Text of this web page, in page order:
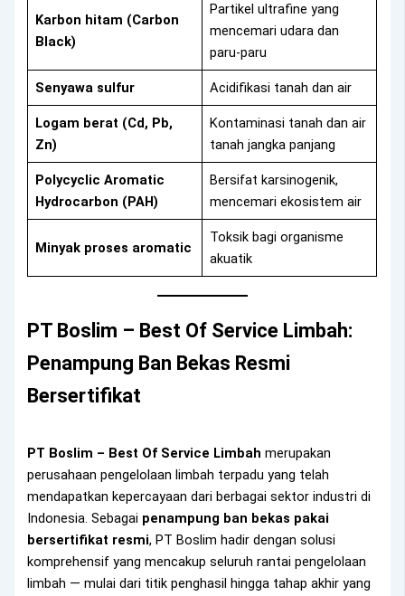
Karbon hitam (Carbon
Black)
Partikel ultrafine yang
mencemari udara dan
paru-paru
Senyawa sulfur Acidifikasi tanah dan air
Logam berat (Cd, Pb,
Zn)
Kontaminasi tanah dan air
tanah jangka panjang
Polycyclic Aromatic
Hydrocarbon (PAH)
Bersifat karsinogenik,
mencemari ekosistem air
Minyak proses aromatic
Toksik bagi organisme
akuatik
PT Boslim – Best Of Service Limbah:
Penampung Ban Bekas Resmi
Bersertifikat
PT Boslim – Best Of Service Limbah merupakan
perusahaan pengelolaan limbah terpadu yang telah
mendapatkan kepercayaan dari berbagai sektor industri di
Indonesia. Sebagai penampung ban bekas pakai
bersertifikat resmi, PT Boslim hadir dengan solusi
komprehensif yang mencakup seluruh rantai pengelolaan
limbah — mulai dari titik penghasil hingga tahap akhir yang